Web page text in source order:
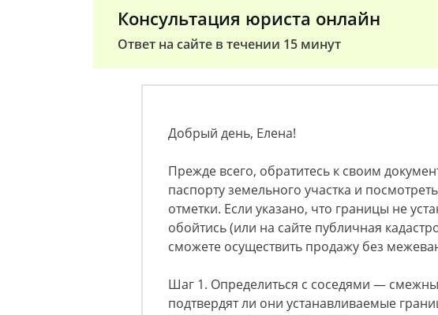
Консультация юриста онлайн
Ответ на сайте в течении 15 минут
Добрый день, Елена!
Прежде всего, обратитесь к своим
паспорту земельного участка и
отметки. Если указано, что границы не
обойтись (или на сайте публичная
сможете осуществить продажу без
Шаг 1. Определиться с соседями —
подтвердят ли они устанавливаемые